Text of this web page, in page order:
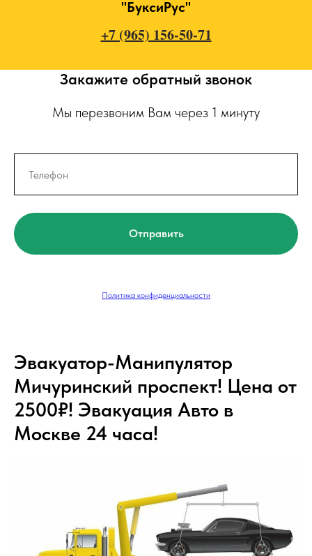
"БуксиРус"
+7 (965) 156-50-71
Закажите обратный звонок
Мы перезвоним Вам через 1 минуту
Отправить
Политика конфиденциальности
Эвакуатор-Манипулятор
Мичуринский проспект! Цена от
2500₽! Эвакуация Авто в
Москве 24 часа!